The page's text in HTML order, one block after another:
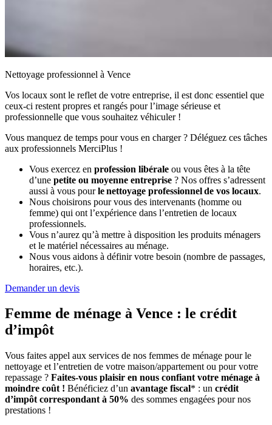
Nettoyage professionnel à Vence
Vos locaux sont le reflet de votre entreprise, il est donc essentiel que
ceux-ci restent propres et rangés pour l’image sérieuse et
professionnelle que vous souhaitez véhiculer !
Vous manquez de temps pour vous en charger ? Déléguez ces tâches
aux professionnels MerciPlus !
Vous exercez en profession libérale ou vous êtes à la tête
d’une petite ou moyenne entreprise ? Nos offres s’adressent
aussi à vous pourle nettoyage professionnel de vos locaux.
Nous choisirons pour vous des intervenants (homme ou
femme) qui ont l’expérience dans l’entretien de locaux
professionnels.
Vous n’aurez qu’à mettre à disposition les produits ménagers
et le matériel nécessaires au ménage.
Nous vous aidons à définir votre besoin (nombre de passages,
horaires, etc.).
Demander un devis
Femme de ménage à Vence : le crédit
d’impôt
Vous faites appel aux services de nos femmes de ménage pour le
nettoyage et l’entretien de votre maison/appartement ou pour votre
repassage ? Faites-vous plaisir en nous confiant votre ménage à
moindre coût ! Bénéficiez d’un avantage fiscal* : un crédit
d’impôt correspondant à 50% des sommes engagées pour nos
prestations !